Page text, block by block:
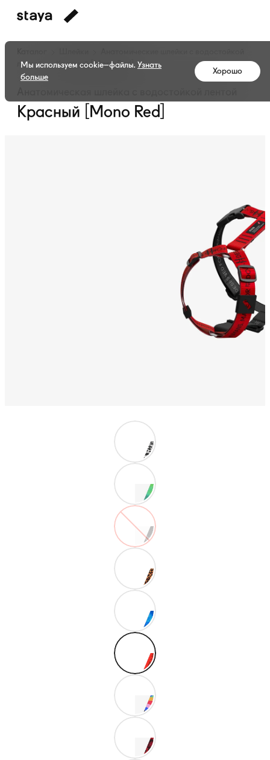
лентой
Красный [Mono Red]
Красный [Mono Red]
Мы используем cookie–файлы. Узнать
больше
Хорошо